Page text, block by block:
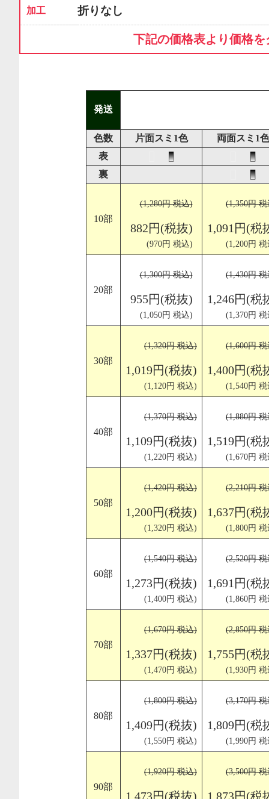
加工 折りなし
下記の価格表より価格
発送
色数 片面スミ1色
両面スミ1色
表
裏
10部
(1,280円 税込)
882円(税抜)
(970円 税込)
(1,350円
1,091円(税
(1,200円
20部
(1,300円 税込)
955円(税抜)
(1,050円 税込)
(1,430円
1,246円(税
(1,370円
30部
(1,320円 税込)
1,019円(税抜)
(1,120円 税込)
(1,600円
1,400円(税
(1,540円
40部
(1,370円 税込)
1,109円(税抜)
(1,220円 税込)
(1,880円
1,519円(税
(1,670円
50部
(1,420円 税込)
1,200円(税抜)
(1,320円 税込)
(2,210円
1,637円(税
(1,800円
60部
(1,540円 税込)
1,273円(税抜)
(1,400円 税込)
(2,520円
1,691円(税
(1,860円
70部
(1,670円 税込)
1,337円(税抜)
(1,470円 税込)
(2,850円
1,755円(税
(1,930円
80部
(1,800円 税込)
1,409円(税抜)
(1,550円 税込)
(3,170円
1,809円(税
(1,990円
90部
(1,920円 税込)
1,473円(税抜)
(3,500円
1,873円(税